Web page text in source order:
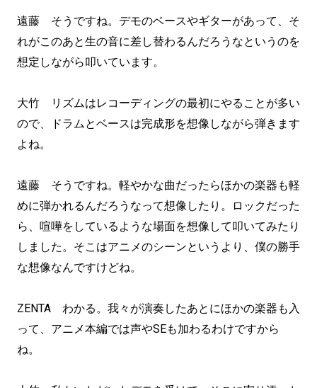
遠藤 そうですね。デモのベースやギターがあって、そ
れがこのあと生の音に差し替わるんだろうなというのを
想定しながら叩いています。
大竹 リズムはレコーディングの最初にやることが多い
ので、ドラムとベースは完成形を想像しながら弾きます
よね。
遠藤 そうですね。軽やかな曲だったらほかの楽器も軽
めに弾かれるんだろうなって想像したり。ロックだった
ら、喧嘩をしているような場面を想像して叩いてみたり
しました。そこはアニメのシーンというより、僕の勝手
な想像なんですけどね。
ZENTA わかる。我々が演奏したあとにほかの楽器も入
って、アニメ本編では声やSEも加わるわけですから
ね。